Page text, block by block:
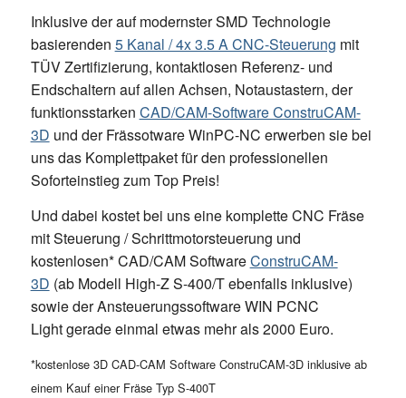
Inklusive der auf modernster SMD Technologie
basierenden 5 Kanal / 4x 3.5 A CNC-Steuerung mit
TÜV Zertifizierung, kontaktlosen Referenz- und
Endschaltern auf allen Achsen, Notaustastern, der
funktionsstarken CAD/CAM-Software ConstruCAM-
3D und der Frässotware WinPC-NC erwerben sie bei
uns das Komplettpaket für den professionellen
Soforteinstieg zum Top Preis!
Und dabei kostet bei uns eine komplette CNC Fräse
mit Steuerung / Schrittmotorsteuerung und
kostenlosen* CAD/CAM SoftwareConstruCAM-
3D (ab Modell High-Z S-400/T ebenfalls inklusive)
sowie der Ansteuerungssoftware WIN PCNC
Light gerade einmal etwas mehr als 2000 Euro.
*kostenlose 3D CAD-CAM Software ConstruCAM-3D inklusive ab
einem Kauf einer Fräse Typ S-400T